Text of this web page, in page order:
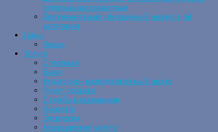
отдельными кроватями
Двухкомнатный улучшенный номер 1-ой
категории
Цены
Акции
Услуги
Столовая
Баня
Культурно- развлекательный центр
Пункт проката
Служба размещения
Лазертаг
Экскурсии
Медицинские услуги